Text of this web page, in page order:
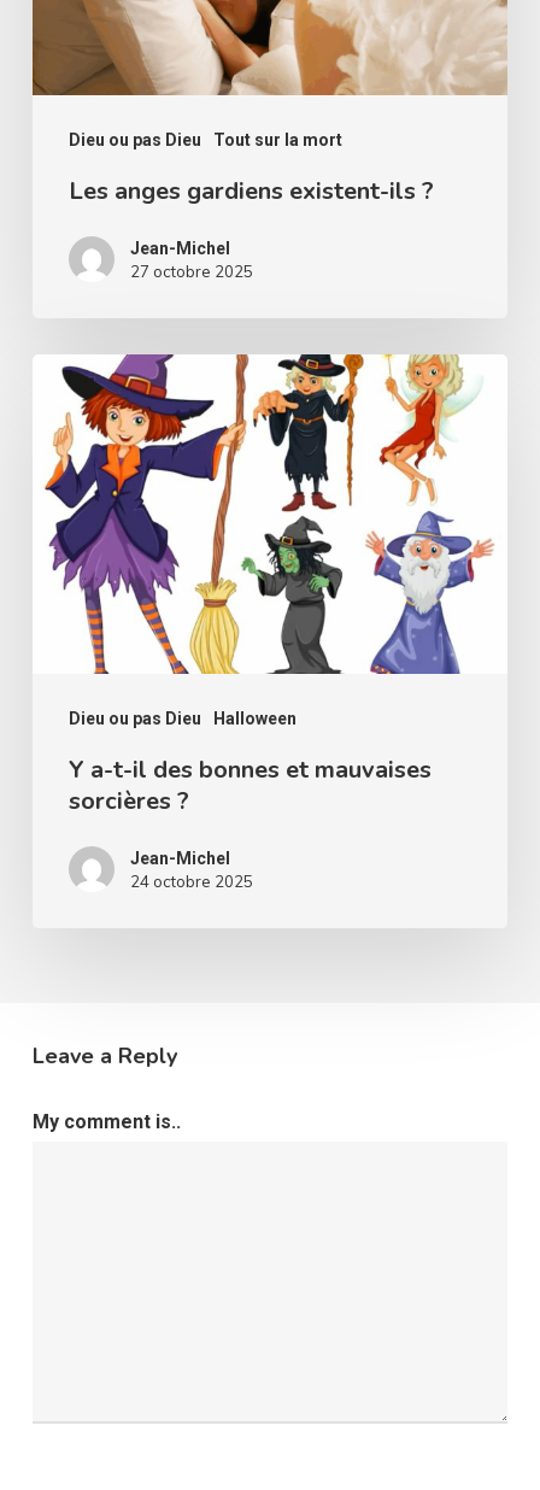
Dieu ou pas Dieu Tout sur la mort
Les anges gardiens existent-ils ?
Jean-Michel
27 octobre 2025
Dieu ou pas Dieu Halloween
des
bonnes
mauvaises
sorcières
Y a-t-il des bonnes et mauvaises
sorcières ?
Jean-Michel
24 octobre 2025
Leave a Reply
My comment is..